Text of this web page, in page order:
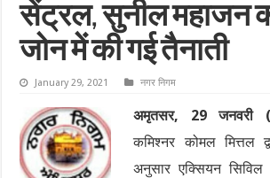
सेंट्रल, सुनील महाजन
जोन में की गई तैनाती
January 29, 2021 नगर निगम
अमृतसर, 29 जनवरी
कमिश्नर कोमल मित्तल
अनुसार एक्सियन सिविल